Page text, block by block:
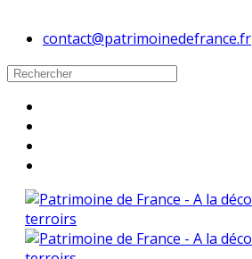
contact@patrimoinedefrance.fr